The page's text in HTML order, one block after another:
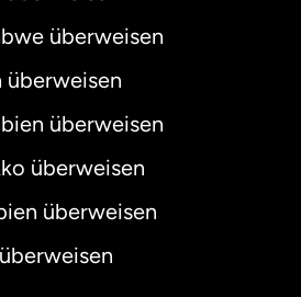
überweisen
überweisen
überweisen
überweisen
überweisen